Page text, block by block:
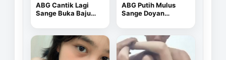
ABG Cantik Lagi
Sange Buka Baju
ABG Putih Mulus
Sange Doyan